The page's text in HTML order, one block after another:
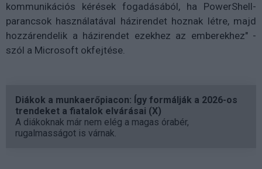
kommunikációs kérések fogadásából, ha PowerShell-
parancsok használatával házirendet hoznak létre, majd
hozzárendelik a házirendet ezekhez az emberekhez" -
szól a Microsoft okfejtése.
Diákok a munkaerőpiacon: Így formálják a 2026-os
trendeket a fiatalok elvárásai (X)
A diákoknak már nem elég a magas órabér,
rugalmasságot is várnak.